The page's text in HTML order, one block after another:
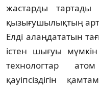
жастарды
қызығушылықтың
Елді алаңдататын
істен шығуы
технологтар
қауіпсіздігін